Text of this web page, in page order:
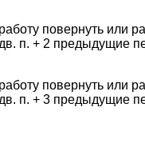
повернуть или
п. + 2 предыдущие
повернуть или
п. + 3 предыдущие